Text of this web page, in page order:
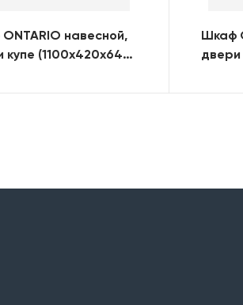
навесной,
купе (1100х420х640)
Шкаф
двери